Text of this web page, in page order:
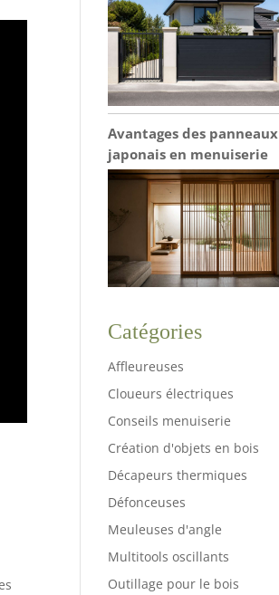
Avantages des panneaux
japonais en menuiserie
Catégories
Affleureuses
Cloueurs électriques
Conseils menuiserie
Création d'objets en bois
Décapeurs thermiques
Défonceuses
Meuleuses d'angle
Multitools oscillants
Outillage pour le bois